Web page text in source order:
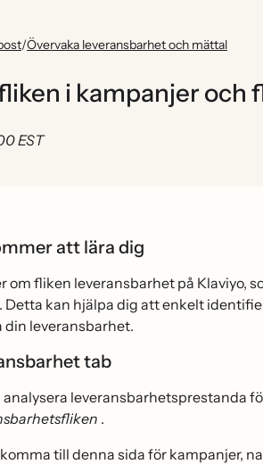
/Övervaka leveransbarhet och mättal
i kampanjer och
EST
att lära dig
om fliken leveransbarhet på Klaviyo,
Detta kan hjälpa dig att enkelt
din leveransbarhet.
tab
analysera leveransbarhetsprestanda
.
till denna sida för kampanjer,